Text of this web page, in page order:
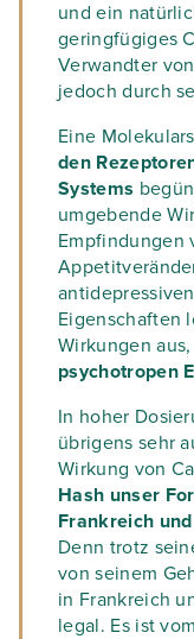
und ein
geringfügiges
Verwandter
jedoch durch
Eine
den
Systems
umgebende
Empfindungen
Eigenschaften
Wirkungen
psychotropen
In hoher
übrigens sehr
Wirkung von
Hash unser
Frankreich
Denn trotz
von seinem
in Frankreich
legal. Es ist